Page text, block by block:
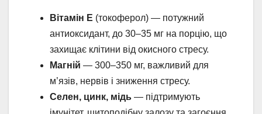
Вітамін E (токоферол) — потужний
антиоксидант, до 30–35 мг на порцію, що
захищає клітини від окисного стресу.
Магній — 300–350 мг, важливий для
м’язів, нервів і зниження стресу.
Селен, цинк, мідь — підтримують